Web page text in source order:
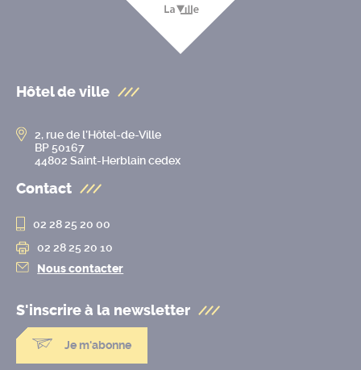
Hôtel de ville
2, rue de l’Hôtel-de-Ville
BP 50167
44802 Saint-Herblain cedex
Contact
02 28 25 20 00
02 28 25 20 10
Nous contacter
S'inscrire à la newsletter
Je m'abonne